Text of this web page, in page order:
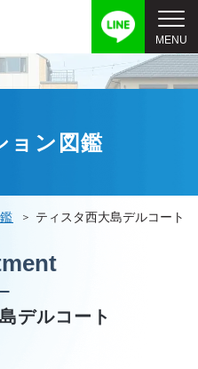
ョン図鑑
ティスタ西大島デルコート
デルコート